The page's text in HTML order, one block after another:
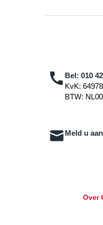
Bel: 010
KvK:
BTW:
Meld u
Over